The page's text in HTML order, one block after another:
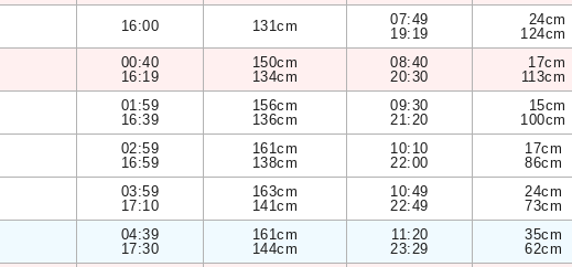
16:00 131cm
07:49
19:19
24cm
124cm
00:40
16:19
150cm
134cm
08:40
20:30
17cm
113cm
01:59
16:39
156cm
136cm
09:30
21:20
15cm
100cm
02:59
16:59
161cm
138cm
10:10
22:00
17cm
86cm
03:59
17:10
163cm
141cm
10:49
22:49
24cm
73cm
04:39
17:30
161cm
144cm
11:20
23:29
35cm
62cm